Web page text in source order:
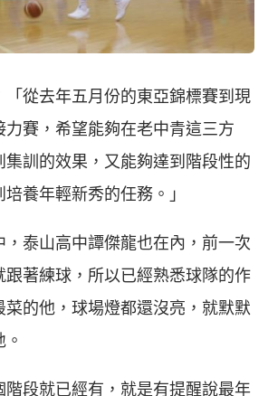
「從去年五月份的東亞錦標賽到現
力賽，希望能夠在老中青這三方
集訓的效果，又能夠達到階段性的
養年輕新秀的任務。」
，泰山高中譚傑龍也在內，前一次
跟著練球，所以已經熟悉球隊的作
菜的他，球場燈都還沒亮，就默默
階段就已經有，就是有提醒說最年